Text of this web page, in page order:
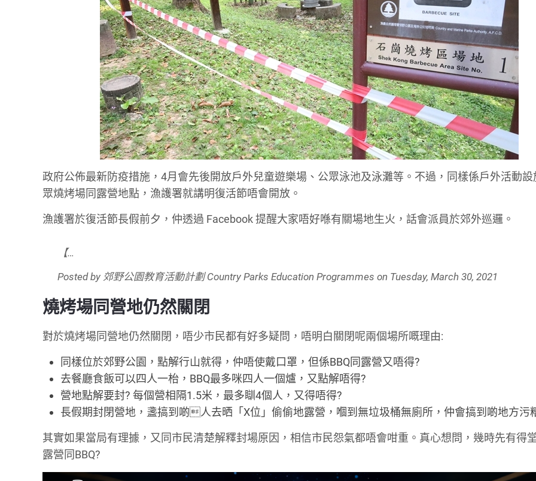
政府公佈最新防疫措施，4月會先後開放戶外兒童遊樂場、公眾泳池及泳灘等。不過，同樣係戶外活動設
眾燒烤場同露營地點，漁護署就講明復活節唔會開放。
漁護署於復活節長假前夕，仲透過 Facebook 提醒大家唔好喺有關場地生火，話會派員於郊外巡邏。
【…
Posted by 郊野公園教育活動計劃 Country Parks Education Programmes on Tuesday, March 30, 2021
燒烤場同營地仍然關閉
對於燒烤場同營地仍然關閉，唔少市民都有好多疑問，唔明白關閉呢兩個場所嘅理由:
同樣位於郊野公園，點解行山就得，仲唔使戴口罩，但係BBQ同露營又唔得?
去餐廳食飯可以四人一枱，BBQ最多咪四人一個爐，又點解唔得?
營地點解要封? 每個營相隔1.5米，最多瞓4個人，又得唔得?
長假期封閉營地，盞搞到啲人去晒「X位」偷偷地露營，嗰到無垃圾桶無廁所，仲會搞到啲地方污
其實如果當局有理據，又同市民清楚解釋封場原因，相信市民怨氣都唔會咁重。真心想問，幾時先有得
露營同BBQ?